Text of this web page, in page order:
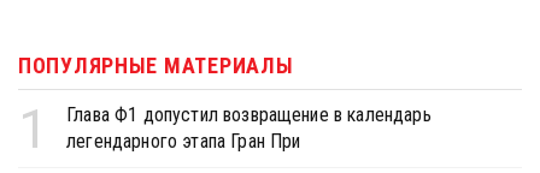
ПОПУЛЯРНЫЕ МАТЕРИАЛЫ
1
Глава Ф1 допустил возвращение в календарь
легендарного этапа Гран При